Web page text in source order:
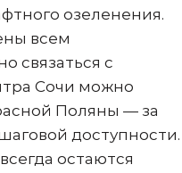
озеленения.
всем
связаться с
Сочи можно
Поляны — за
доступности.
остаются